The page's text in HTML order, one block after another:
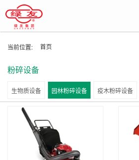
当前位置: 首页
粉碎设备
生物质设备 园林粉碎设备 疫木粉碎设备